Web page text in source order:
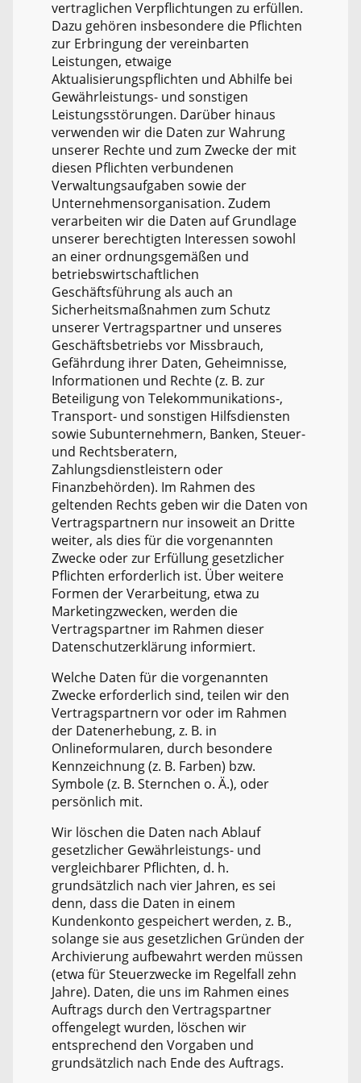
vertraglichen Verpflichtungen zu erfüllen.
Dazu gehören insbesondere die Pflichten
zur Erbringung der vereinbarten
Leistungen, etwaige
Aktualisierungspflichten und Abhilfe bei
Gewährleistungs- und sonstigen
Leistungsstörungen. Darüber hinaus
verwenden wir die Daten zur Wahrung
unserer Rechte und zum Zwecke der mit
diesen Pflichten verbundenen
Verwaltungsaufgaben sowie der
Unternehmensorganisation. Zudem
verarbeiten wir die Daten auf Grundlage
unserer berechtigten Interessen sowohl
an einer ordnungsgemäßen und
betriebswirtschaftlichen
Geschäftsführung als auch an
Sicherheitsmaßnahmen zum Schutz
unserer Vertragspartner und unseres
Geschäftsbetriebs vor Missbrauch,
Gefährdung ihrer Daten, Geheimnisse,
Informationen und Rechte (z. B. zur
Beteiligung von Telekommunikations-,
Transport- und sonstigen Hilfsdiensten
sowie Subunternehmern, Banken, Steuer-
und Rechtsberatern,
Zahlungsdienstleistern oder
Finanzbehörden). Im Rahmen des
geltenden Rechts geben wir die Daten von
Vertragspartnern nur insoweit an Dritte
weiter, als dies für die vorgenannten
Zwecke oder zur Erfüllung gesetzlicher
Pflichten erforderlich ist. Über weitere
Formen der Verarbeitung, etwa zu
Marketingzwecken, werden die
Vertragspartner im Rahmen dieser
Datenschutzerklärung informiert.
Welche Daten für die vorgenannten
Zwecke erforderlich sind, teilen wir den
Vertragspartnern vor oder im Rahmen
der Datenerhebung, z. B. in
Onlineformularen, durch besondere
Kennzeichnung (z. B. Farben) bzw.
Symbole (z. B. Sternchen o. Ä.), oder
persönlich mit.
Wir löschen die Daten nach Ablauf
gesetzlicher Gewährleistungs- und
vergleichbarer Pflichten, d. h.
grundsätzlich nach vier Jahren, es sei
denn, dass die Daten in einem
Kundenkonto gespeichert werden, z. B.,
solange sie aus gesetzlichen Gründen der
Archivierung aufbewahrt werden müssen
(etwa für Steuerzwecke im Regelfall zehn
Jahre). Daten, die uns im Rahmen eines
Auftrags durch den Vertragspartner
offengelegt wurden, löschen wir
entsprechend den Vorgaben und
grundsätzlich nach Ende des Auftrags.